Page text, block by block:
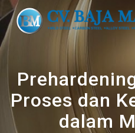
Proses dan
dalam